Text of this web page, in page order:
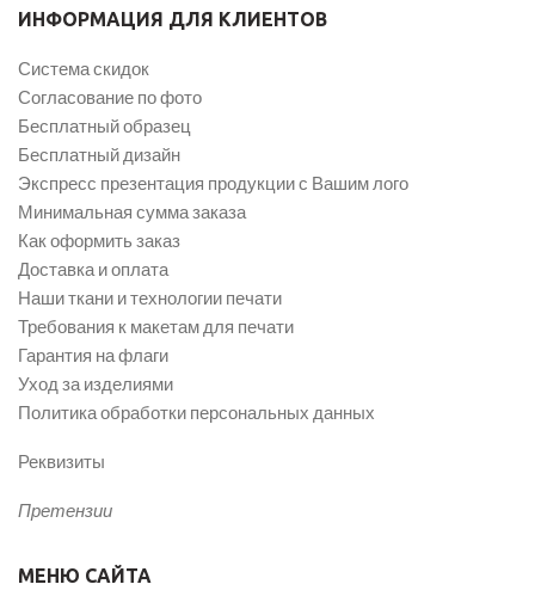
ИНФОРМАЦИЯ ДЛЯ КЛИЕНТОВ
Система скидок
Согласование по фото
Бесплатный образец
Бесплатный дизайн
Экспресс презентация продукции с Вашим лого
Минимальная сумма заказа
Как оформить заказ
Доставка и оплата
Наши ткани и технологии печати
Требования к макетам для печати
Гарантия на флаги
Уход за изделиями
Политика обработки персональных данных
Реквизиты
Претензии
МЕНЮ САЙТА